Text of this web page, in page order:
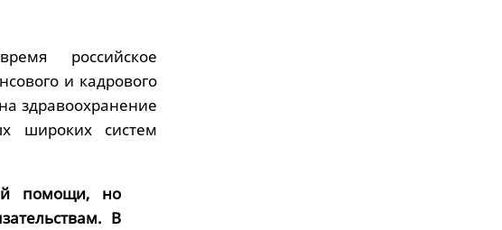
российское
и кадрового
здравоохранение
широких систем
помощи, но
В